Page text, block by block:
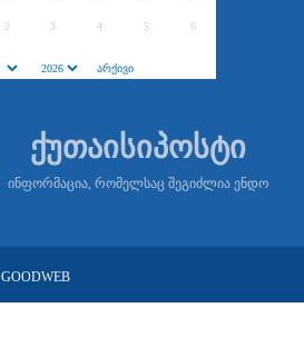
2 3 4 5 6
ქუთაისიპოსტი
ინფორმაცია, რომელსაც შეგიძლია ენდო
GOODWEB